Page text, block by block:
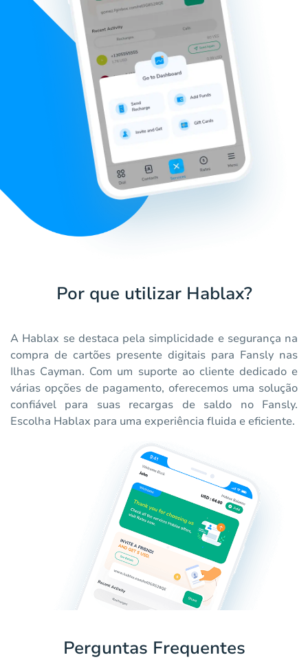
Por que utilizar Hablax?
A Hablax se destaca pela simplicidade e segurança na
compra de cartões presente digitais para Fansly nas
Ilhas Cayman. Com um suporte ao cliente dedicado e
várias opções de pagamento, oferecemos uma solução
confiável para suas recargas de saldo no Fansly.
Escolha Hablax para uma experiência fluida e eficiente.
Perguntas Frequentes